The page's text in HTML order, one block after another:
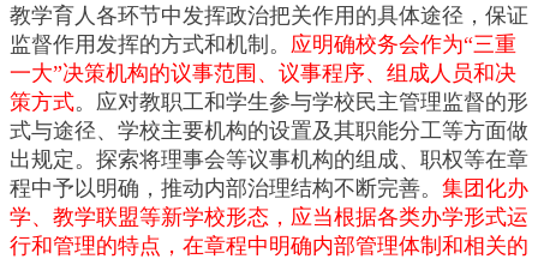
教学育人各环节中发挥政治把关作用的具体途径，保证
监督作用发挥的方式和机制。 应明确校务会作为“三重
一大”决策机构的议事范围、议事程序、组成人员和决
策方式。应对教职工和学生参与学校民主管理监督的形
式与途径、学校主要机构的设置及其职能分工等方面做
出规定。探索将理事会等议事机构的组成、职权等在章
程中予以明确，推动内部治理结构不断完善。 集团化办
学、教学联盟等新学校形态，应当根据各类办学形式运
行和管理的特点，在章程中明确内部管理体制和相关的